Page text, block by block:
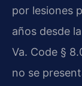
por lesiones
años desde
Va. Code §
no se